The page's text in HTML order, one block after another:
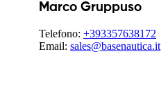
Marco Gruppuso
Telefono: +393357638172
Email: sales@basenautica.it